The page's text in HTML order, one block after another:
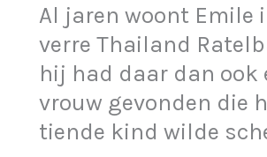
Al jaren woont Emile
verre Thailand
hij had daar dan ook
vrouw gevonden die
tiende kind wilde